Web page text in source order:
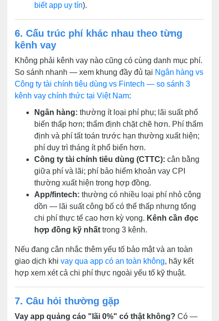
biết app uy tín).
6. Cấu trúc phí khác nhau theo từng
kênh vay
Không phải kênh vay nào cũng có cùng danh mục phí.
So sánh nhanh — xem khung đầy đủ tại Ngân hàng vs
Công ty tài chính tiêu dùng vs Fintech — so sánh 3
kênh vay chính thức tại Việt Nam:
Ngân hàng: thường ít loại phí phụ; lãi suất phổ
biến thấp hơn; thẩm định chặt chẽ hơn. Phí thẩm
định và phí tất toán trước hạn thường xuất hiện;
phí duy trì tháng ít phổ biến hơn.
Công ty tài chính tiêu dùng (CTTC): cân bằng
giữa phí và lãi; phí bảo hiểm khoản vay CPI
thường xuất hiện trong hợp đồng.
App/fintech: thường có nhiều loại phí nhỏ cộng
dồn — lãi suất công bố có thể thấp nhưng tổng
chi phí thực tế cao hơn kỳ vọng. Kênh cần đọc
hợp đồng kỹ nhất trong 3 kênh.
Nếu đang cân nhắc thêm yếu tố bảo mật và an toàn
giao dịch khi vay qua app có an toàn không, hãy kết
hợp xem xét cả chi phí thực ngoài yếu tố kỹ thuật.
7. Câu hỏi thường gặp
Vay app quảng cáo "lãi 0%" có thật không? Có —